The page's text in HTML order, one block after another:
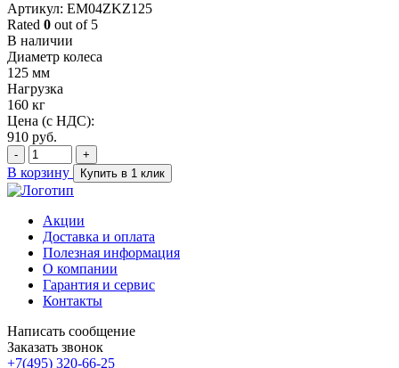
Артикул: EM04ZKZ125
Rated 0 out of 5
В наличии
Диаметр колеса
125 мм
Нагрузка
160 кг
Цена (с НДС):
910 руб.
- +
В корзину Купить в 1 клик
Акции
Доставка и оплата
Полезная информация
О компании
Гарантия и сервис
Контакты
Написать сообщение
Заказать звонок
+7(495) 320-66-25